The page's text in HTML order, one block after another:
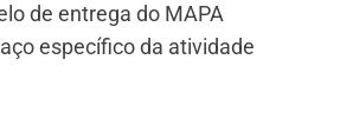
de entrega do MAPA
específico da atividade